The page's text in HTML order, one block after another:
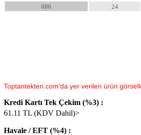
086
24
Toptantekten.com'da yer verilen ürün
Kredi Kartı Tek Çekim (%3) :
61.11 TL (KDV Dahil)>
Havale / EFT (%4) :